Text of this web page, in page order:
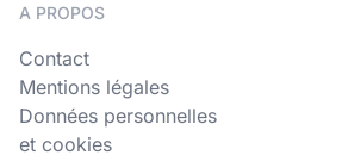
A PROPOS
Contact
Mentions légales
Données personnelles
et cookies